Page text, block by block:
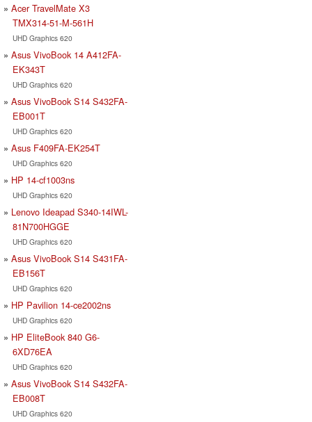
Acer TravelMate X3
TMX314-51-M-561H
UHD Graphics 620
Asus VivoBook 14 A412FA-
EK343T
UHD Graphics 620
Asus VivoBook S14 S432FA-
EB001T
UHD Graphics 620
Asus F409FA-EK254T
UHD Graphics 620
HP 14-cf1003ns
UHD Graphics 620
Lenovo Ideapad S340-14IWL-
81N700HGGE
UHD Graphics 620
Asus VivoBook S14 S431FA-
EB156T
UHD Graphics 620
HP Pavilion 14-ce2002ns
UHD Graphics 620
HP EliteBook 840 G6-
6XD76EA
UHD Graphics 620
Asus VivoBook S14 S432FA-
EB008T
UHD Graphics 620